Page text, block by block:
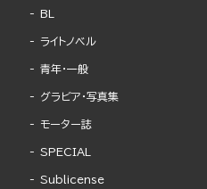
BL
ライトノベル
青年・一般
グラビア・写真集
モーター誌
SPECIAL
Sublicense